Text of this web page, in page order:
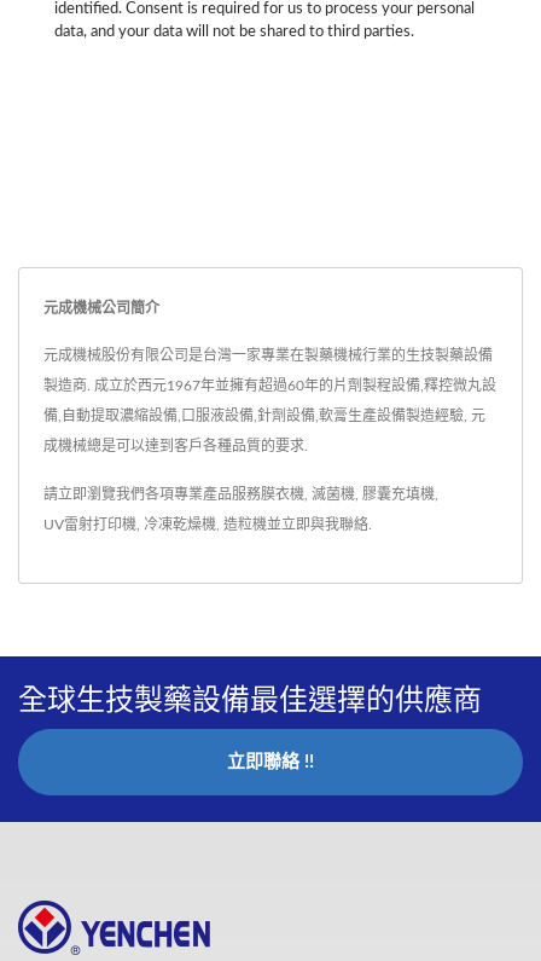
identified. Consent is required for us to process your personal
data, and your data will not be shared to third parties.
元成機械公司簡介
元成機械股份有限公司是台灣一家專業在製藥機械行業的生技製藥設備
製造商. 成立於西元1967年並擁有超過60年的片劑製程設備,釋控微丸設
備,自動提取濃縮設備,口服液設備,針劑設備,軟膏生產設備製造經驗, 元
成機械總是可以達到客戶各種品質的要求.
請立即瀏覽我們各項專業產品服務膜衣機 滅菌機 膠囊充填機
UV雷射打印機 冷凍乾燥機 造粒機並立即與我聯絡
全球生技製藥設備最佳選擇的供應商
立即聯絡 !!